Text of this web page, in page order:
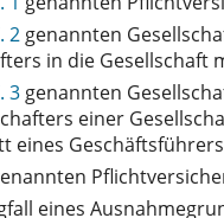
2 genannten
in die Gesellschaft
3 genannten
einer
eines
eines